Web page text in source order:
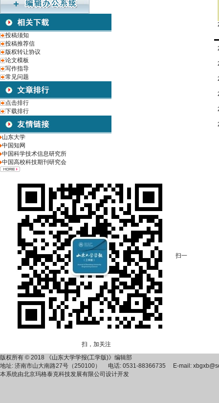
投稿须知
投稿推荐信
版权转让协议
论文模板
写作指导
常见问题
点击排行
下载排行
山东大学
中国知网
中国科学技术信息研究所
中国高校科技期刊研究会
扫一
扫，加关注
版权所有 © 2018 《山东大学学报(工学版)》编辑部
地址: 济南市山大南路27号（250100） 电话: 0531-88366735 E-mail:
本系统由北京玛格泰克科技发展有限公司 设计开发